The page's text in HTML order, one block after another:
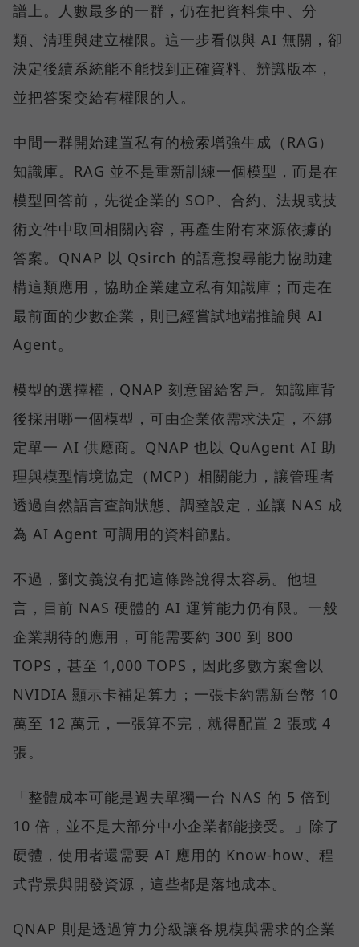
譜上。人數最多的一群，仍在把資料集中、分
類、清理與建立權限。這一步看似與 AI 無關，卻
決定後續系統能不能找到正確資料、辨識版本，
並把答案交給有權限的人。
中間一群開始建置私有的檢索增強生成（RAG）
知識庫。RAG 並不是重新訓練一個模型，而是在
模型回答前，先從企業的 SOP、合約、法規或技
術文件中取回相關內容，再產生附有來源依據的
答案。QNAP 以 Qsirch 的語意搜尋能力協助建
構這類應用，協助企業建立私有知識庫；而走在
最前面的少數企業，則已經嘗試地端推論與 AI
Agent。
模型的選擇權，QNAP 刻意留給客戶。知識庫背
後採用哪一個模型，可由企業依需求決定，不綁
定單一 AI 供應商。QNAP 也以 QuAgent AI 助
理與模型情境協定（MCP）相關能力，讓管理者
透過自然語言查詢狀態、調整設定，並讓 NAS 成
為 AI Agent 可調用的資料節點。
不過，劉文義沒有把這條路說得太容易。他坦
言，目前 NAS 硬體的 AI 運算能力仍有限。一般
企業期待的應用，可能需要約 300 到 800
TOPS，甚至 1,000 TOPS，因此多數方案會以
NVIDIA 顯示卡補足算力；一張卡約需新台幣 10
萬至 12 萬元，一張算不完，就得配置 2 張或 4
張。
「整體成本可能是過去單獨一台 NAS 的 5 倍到
10 倍，並不是大部分中小企業都能接受。」除了
硬體，使用者還需要 AI 應用的 Know-how、程
式背景與開發資源，這些都是落地成本。
QNAP 則是透過算力分級讓各規模與需求的企業